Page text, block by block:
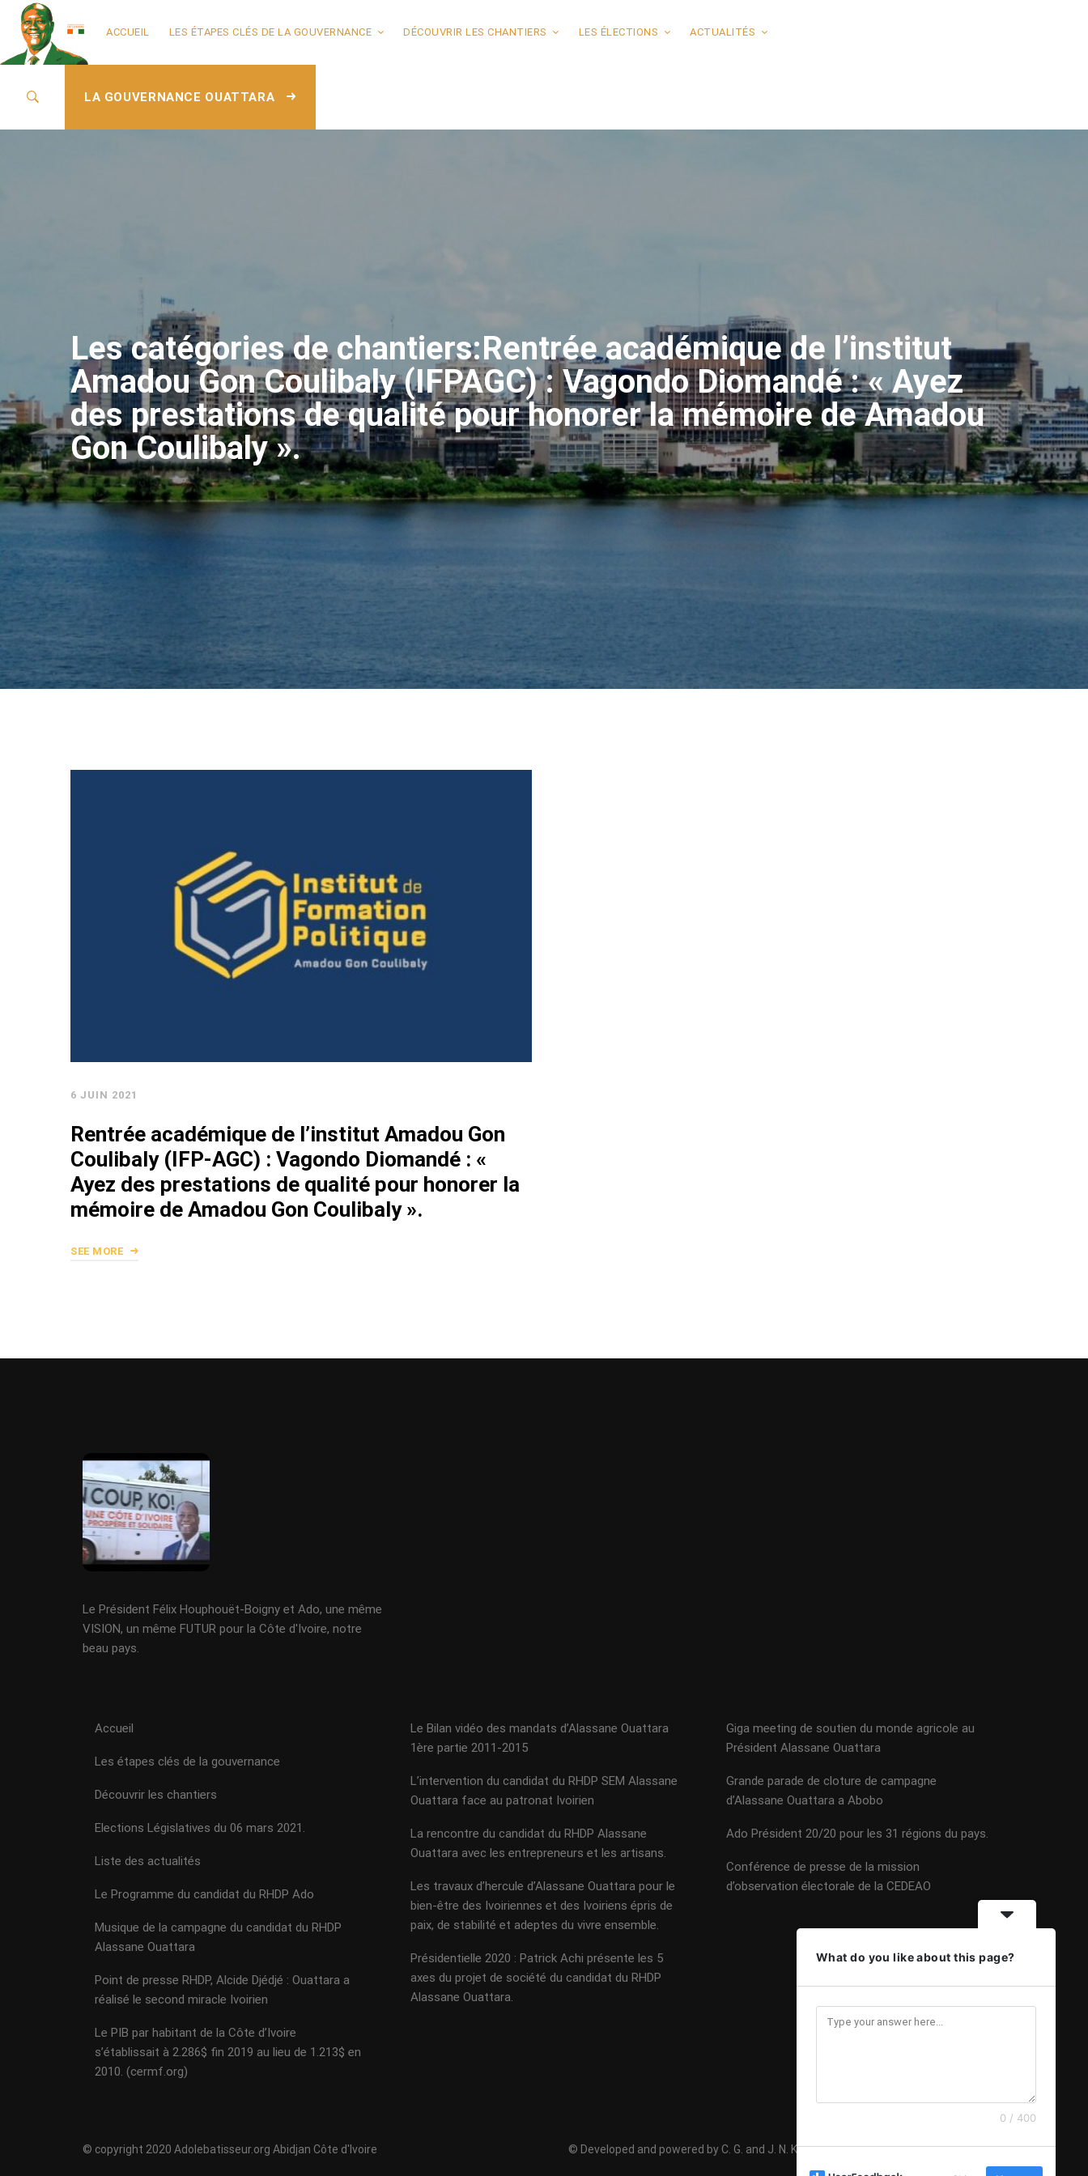
ACCUEIL LES ÉTAPES CLÉS DE LA GOUVERNANCE DÉCOUVRIR LES CHANTIERS LES ÉLECTIONS ACTUALITÉS
LA GOUVERNANCE OUATTARA
Les catégories de chantiers:Rentrée académique de l’institut
Amadou Gon Coulibaly (IFPAGC) : Vagondo Diomandé : « Ayez
des prestations de qualité pour honorer la mémoire de Amadou
Gon Coulibaly ».
6 JUIN 2021
Rentrée académique de l’institut Amadou Gon
Coulibaly (IFP-AGC) : Vagondo Diomandé : «
Ayez des prestations de qualité pour honorer la
mémoire de Amadou Gon Coulibaly ».
SEE MORE
Le Président Félix Houphouët-Boigny et Ado, une même
VISION, un même FUTUR pour la Côte d'Ivoire, notre
beau pays.
Accueil
Les étapes clés de la gouvernance
Découvrir les chantiers
Elections Législatives du 06 mars 2021.
Liste des actualités
Le Programme du candidat du RHDP Ado
Musique de la campagne du candidat du RHDP
Alassane Ouattara
Point de presse RHDP, Alcide Djédjé : Ouattara a
réalisé le second miracle Ivoirien
Le PIB par habitant de la Côte d’Ivoire
s’établissait à 2.286$ fin 2019 au lieu de 1.213$ en
2010. (cermf.org)
Le Bilan vidéo des mandats d’Alassane Ouattara
1ère partie 2011-2015
L’intervention du candidat du RHDP SEM Alassane
Ouattara face au patronat Ivoirien
La rencontre du candidat du RHDP Alassane
Ouattara avec les entrepreneurs et les artisans.
Les travaux d’hercule d’Alassane Ouattara pour le
bien-être des Ivoiriennes et des Ivoiriens épris de
paix, de stabilité et adeptes du vivre ensemble.
Présidentielle 2020 : Patrick Achi présente les 5
axes du projet de société du candidat du RHDP
Alassane Ouattara.
Giga meeting de soutien du monde agricole au
Président Alassane Ouattara
Grande parade de cloture de campagne
d’Alassane Ouattara a Abobo
Ado Président 20/20 pour les 31 régions du pays.
Conférence de presse de la mission
d’observation électorale de la CEDEAO
© copyright 2020 Adolebatisseur.org Abidjan Côte d'Ivoire © Developed and powered by C. G. and J. N. K 2020 - Mise à jour 08 Février 2024
What do you like about this page?
0 / 400